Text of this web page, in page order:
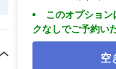
このオプショ
クなしでご予約い
空